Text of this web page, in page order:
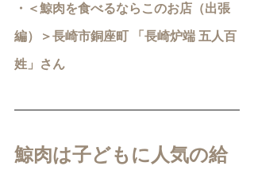
・＜鯨肉を食べるならこのお店（出張
編）＞長崎市銅座町 「長崎炉端 五人百
姓」さん
鯨肉は子どもに人気の給